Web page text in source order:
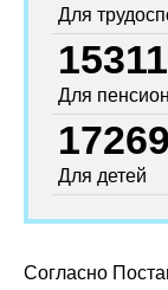
Для
15311
Для
17269
Для детей
Согласно